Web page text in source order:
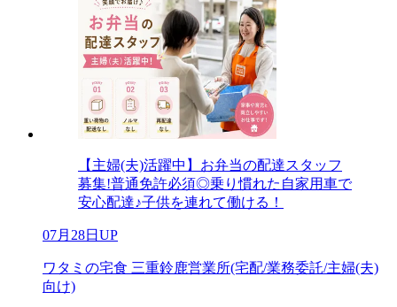
【主婦(夫)活躍中】お弁当の配達スタッフ
募集!普通免許必須◎乗り慣れた自家用車で
安心配達♪子供を連れて働ける！
07月28日UP
ワタミの宅食 三重鈴鹿営業所(宅配/業務委託/主婦(夫)
向け)